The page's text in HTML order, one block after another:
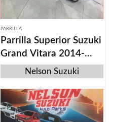
PARRILLA
Parrilla Superior Suzuki
Grand Vitara 2014-
2023 Nelson Suzuki